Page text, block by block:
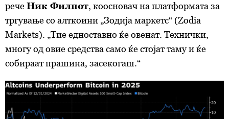
речеНик Филпот, коосновач на платформата за
тргување со алткоини „Зодија маркетс“ (Zodia
Markets). „Тие едноставно ќе овенат. Технички,
многу од овие средства само ќе стојат таму и ќе
собираат прашина, засекогаш.“